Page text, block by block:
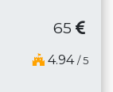
65
4.94 / 5